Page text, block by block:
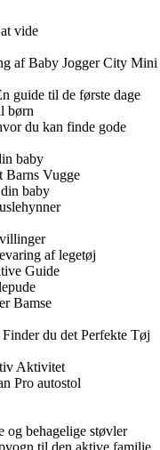
vide
af Baby Jogger City Mini
guide til de første dage
børn
du kan finde gode
baby
Barns Vugge
baby
af legetøj
Guide
Bamse
du det Perfekte Tøj
Aktivitet
Pro autostol
og behagelige støvler
til den aktive familie